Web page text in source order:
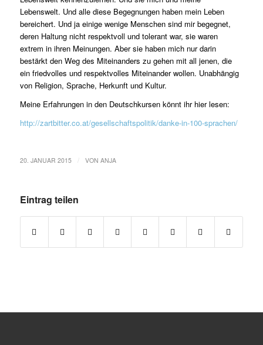
Lebenswelt. Und alle diese Begegnungen haben mein Leben
bereichert. Und ja einige wenige Menschen sind mir begegnet,
deren Haltung nicht respektvoll und tolerant war, sie waren
extrem in ihren Meinungen. Aber sie haben mich nur darin
bestärkt den Weg des Miteinanders zu gehen mit all jenen, die
ein friedvolles und respektvolles Miteinander wollen. Unabhängig
von Religion, Sprache, Herkunft und Kultur.
Meine Erfahrungen in den Deutschkursen könnt ihr hier lesen:
http://zartbitter.co.at/gesellschaftspolitik/danke-in-100-sprachen/
20. JANUAR 2015 VON ANJA
Eintrag teilen